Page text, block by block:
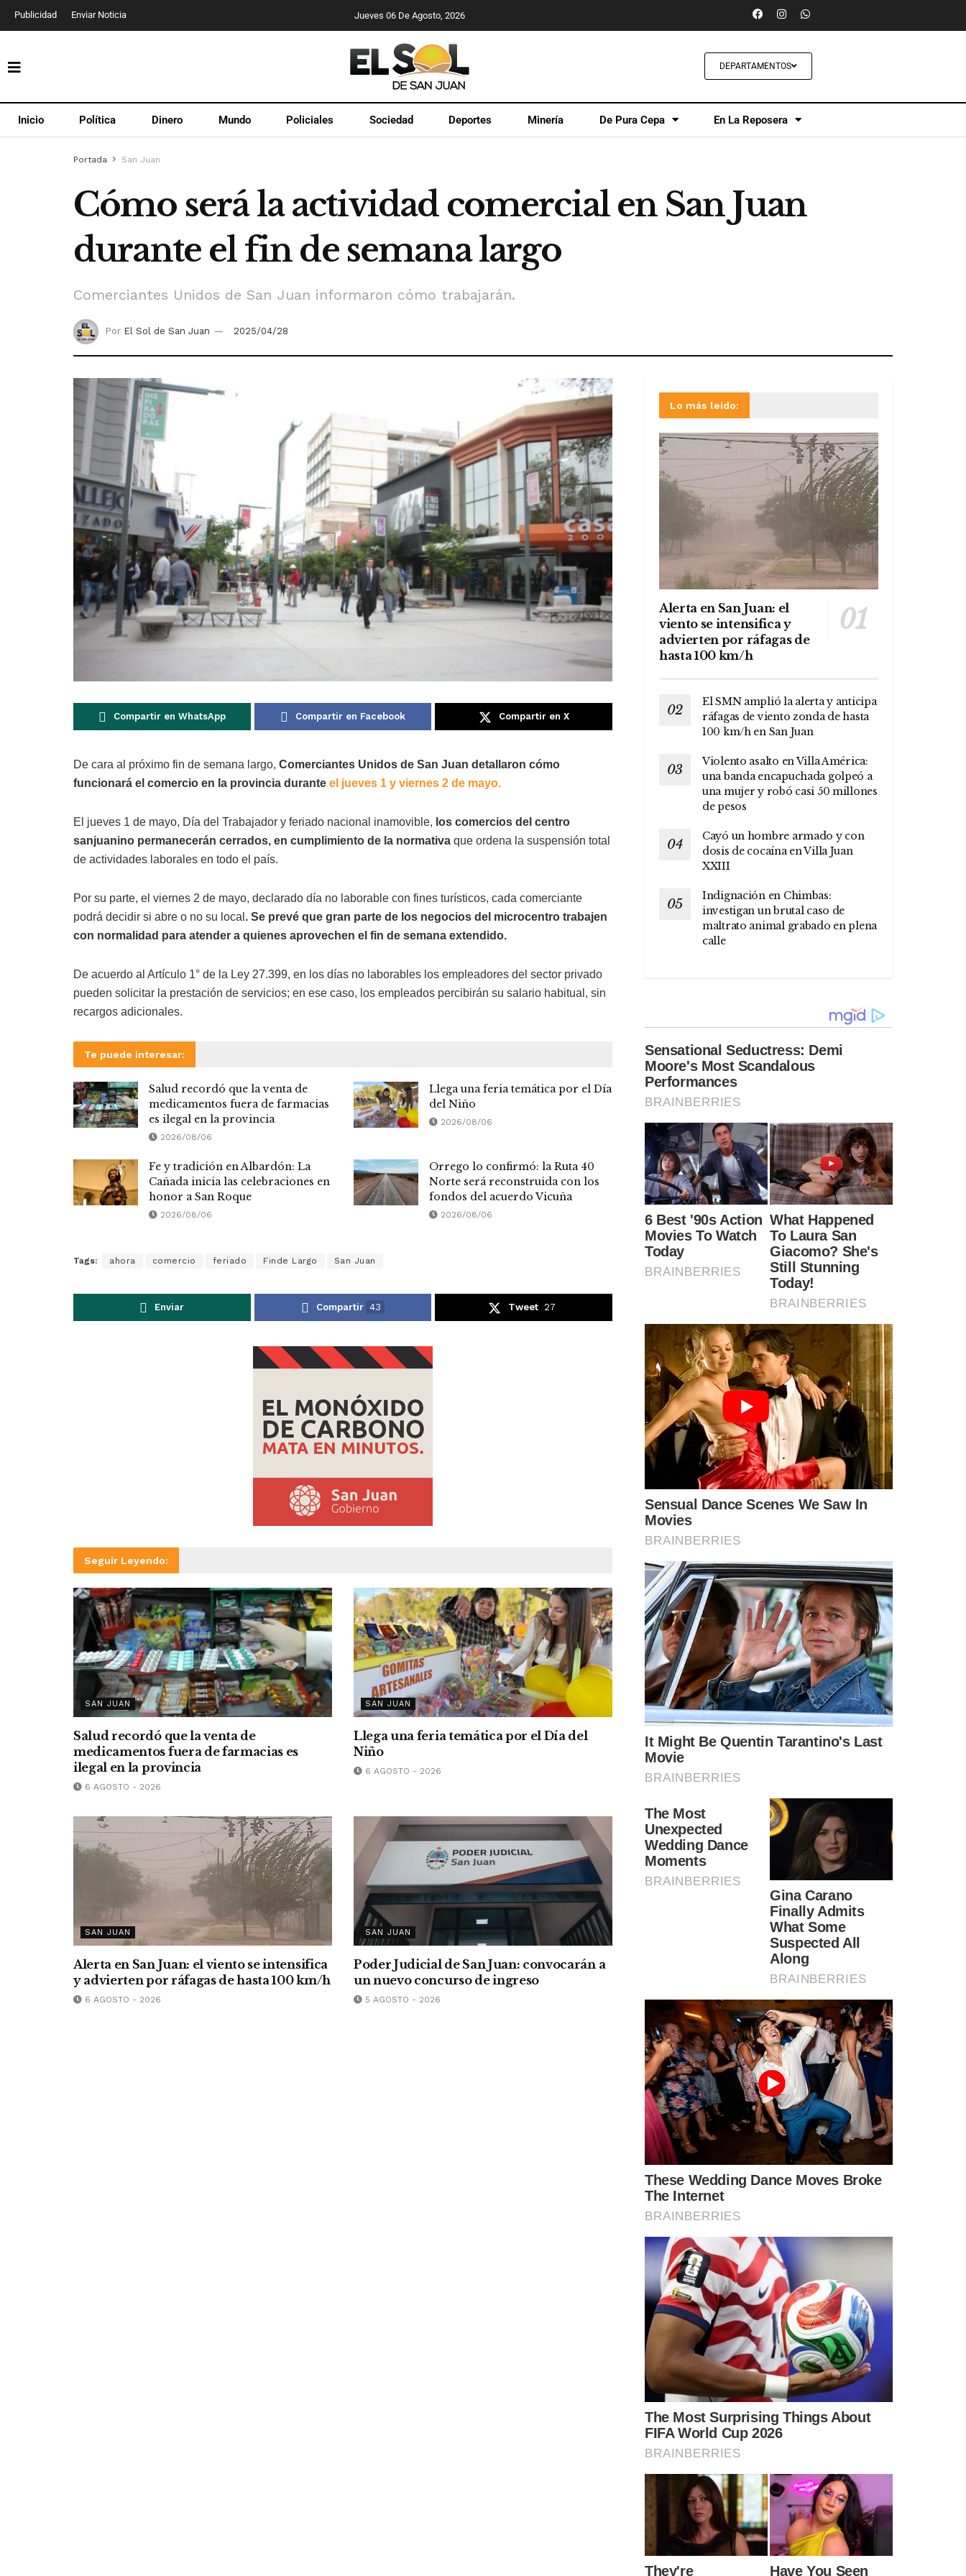
Publicidad Enviar Noticia Jueves 06 De Agosto, 2026
DEPARTAMENTOS
Inicio Política Dinero Mundo Policiales Sociedad Deportes Minería De Pura Cepa En La Reposera
Portada San Juan
Cómo será la actividad comercial en San Juan
durante el fin de semana largo
Comerciantes Unidos de San Juan informaron cómo trabajarán.
Por El Sol de San Juan 2025/04/28
Compartir en WhatsApp Compartir en Facebook Compartir en X
De cara al próximo fin de semana largo, Comerciantes Unidos de San Juan detallaron cómo
funcionará el comercio en la provincia durante el jueves 1 y viernes 2 de mayo.
El jueves 1 de mayo, Día del Trabajador y feriado nacional inamovible, los comercios del centro
sanjuanino permanecerán cerrados, en cumplimiento de la normativa que ordena la suspensión total
de actividades laborales en todo el país.
Por su parte, el viernes 2 de mayo, declarado día no laborable con fines turísticos, cada comerciante
podrá decidir si abre o no su local . Se prevé que gran parte de los negocios del microcentro trabajen
con normalidad para atender a quienes aprovechen el fin de semana extendido.
De acuerdo al Artículo 1° de la Ley 27.399, en los días no laborables los empleadores del sector privado
pueden solicitar la prestación de servicios; en ese caso, los empleados percibirán su salario habitual, sin
recargos adicionales.
Te puede interesar:
Salud recordó que la venta de
medicamentos fuera de farmacias
es ilegal en la provincia
2026/08/06
Llega una feria temática por el Día
del Niño
2026/08/06
Fe y tradición en Albardón: La
Cañada inicia las celebraciones en
honor a San Roque
2026/08/06
Orrego lo confirmó: la Ruta 40
Norte será reconstruida con los
fondos del acuerdo Vicuña
2026/08/06
Tags: ahora comercio feriado Finde Largo San Juan
Enviar Compartir 43 Tweet 27
Seguir Leyendo:
SAN JUAN
Salud recordó que la venta de
medicamentos fuera de farmacias es
ilegal en la provincia
6 AGOSTO - 2026
SAN JUAN
Llega una feria temática por el Día del
Niño
6 AGOSTO - 2026
SAN JUAN
Alerta en San Juan: el viento se intensifica
y advierten por ráfagas de hasta 100 km/h
6 AGOSTO - 2026
SAN JUAN
Poder Judicial de San Juan: convocarán a
un nuevo concurso de ingreso
5 AGOSTO - 2026
Lo más leído:
Alerta en San Juan: el
viento se intensifica y
advierten por ráfagas de
hasta 100 km/h
El SMN amplió la alerta y anticipa
ráfagas de viento zonda de hasta
100 km/h en San Juan
Violento asalto en Villa América:
una banda encapuchada golpeó a
una mujer y robó casi 50 millones
de pesos
Cayó un hombre armado y con
dosis de cocaína en Villa Juan
XXIII
Indignación en Chimbas:
investigan un brutal caso de
maltrato animal grabado en plena
calle